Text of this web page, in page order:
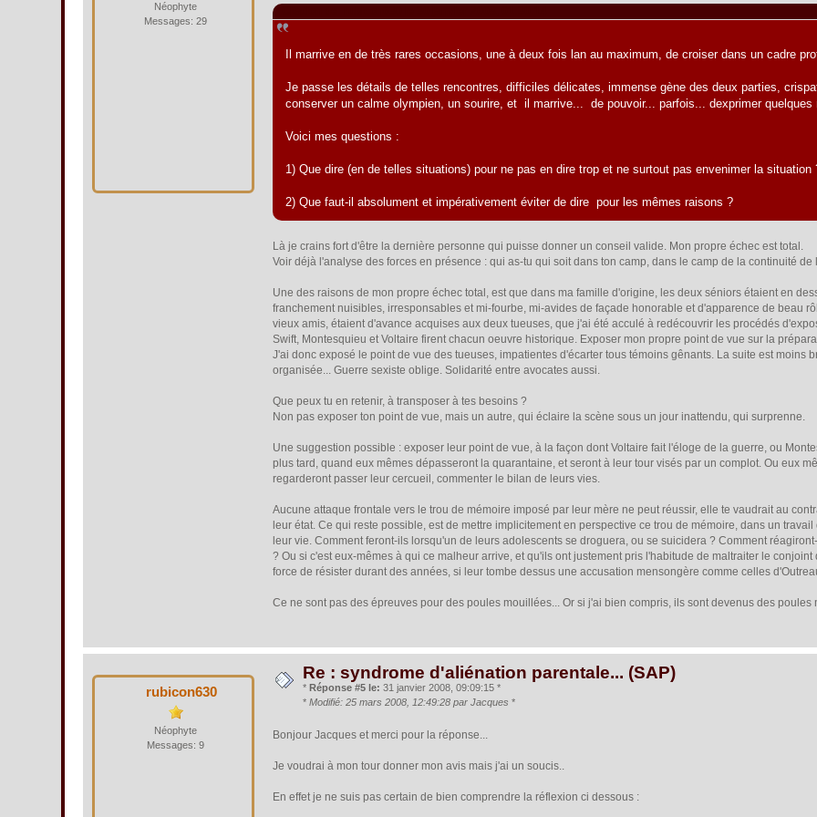
Néophyte
Messages: 29
Il marrive en de très rares occasions, une à deux fois lan au maximum, de croiser dans un cadre
Je passe les détails de telles rencontres, difficiles délicates, immense gène des deux parties,
conserver un calme olympien, un sourire, et il marrive... de pouvoir... parfois... dexprimer quelques
Voici mes questions :
1) Que dire (en de telles situations) pour ne pas en dire trop et ne surtout pas envenimer la situation
2) Que faut-il absolument et impérativement éviter de dire pour les mêmes raisons ?
Là je crains fort d'être la dernière personne qui puisse donner un conseil valide. Mon propre échec est total.
Voir déjà l'analyse des forces en présence : qui as-tu qui soit dans ton camp, dans le camp de la continuité
Une des raisons de mon propre échec total, est que dans ma famille d'origine, les deux séniors étaient en
franchement nuisibles, irresponsables et mi-fourbe, mi-avides de façade honorable et d'apparence de beau
vieux amis, étaient d'avance acquises aux deux tueuses, que j'ai été acculé à redécouvrir les procédés
Swift, Montesquieu et Voltaire firent chacun oeuvre historique. Exposer mon propre point de vue sur la
J'ai donc exposé le point de vue des tueuses, impatientes d'écarter tous témoins gênants. La suite est moins
organisée... Guerre sexiste oblige. Solidarité entre avocates aussi.
Que peux tu en retenir, à transposer à tes besoins ?
Non pas exposer ton point de vue, mais un autre, qui éclaire la scène sous un jour inattendu, qui surprenne.
Une suggestion possible : exposer leur point de vue, à la façon dont Voltaire fait l'éloge de la guerre, ou
plus tard, quand eux mêmes dépasseront la quarantaine, et seront à leur tour visés par un complot. Ou eux
regarderont passer leur cercueil, commenter le bilan de leurs vies.
Aucune attaque frontale vers le trou de mémoire imposé par leur mère ne peut réussir, elle te vaudrait au
leur état. Ce qui reste possible, est de mettre implicitement en perspective ce trou de mémoire, dans un
leur vie. Comment feront-ils lorsqu'un de leurs adolescents se droguera, ou se suicidera ? Comment
? Ou si c'est eux-mêmes à qui ce malheur arrive, et qu'ils ont justement pris l'habitude de maltraiter le
force de résister durant des années, si leur tombe dessus une accusation mensongère comme celles
Ce ne sont pas des épreuves pour des poules mouillées... Or si j'ai bien compris, ils sont devenus des poules
rubicon630
Néophyte
Messages: 9
Re : syndrome d'aliénation parentale... (SAP)
* Réponse #5 le: 31 janvier 2008, 09:09:15 *
* Modifié: 25 mars 2008, 12:49:28 par Jacques *
Bonjour Jacques et merci pour la réponse...
Je voudrai à mon tour donner mon avis mais j'ai un soucis..
En effet je ne suis pas certain de bien comprendre la réflexion ci dessous :